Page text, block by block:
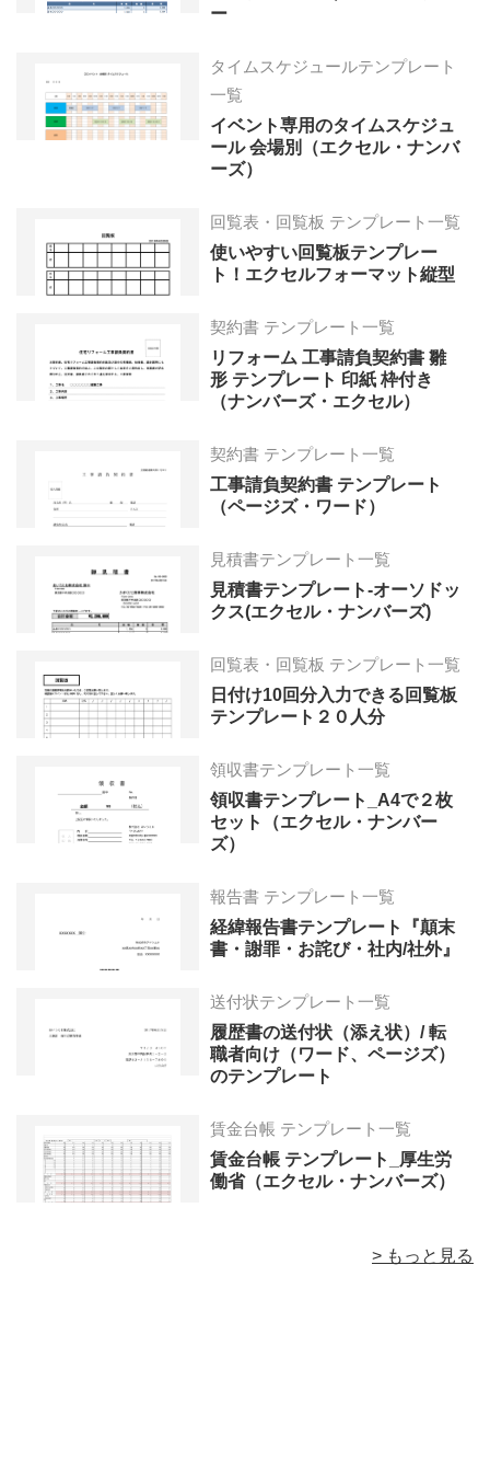
ー
タイムスケジュールテンプレート
一覧
イベント専用のタイムスケジュ
ール 会場別（エクセル・ナンバ
ーズ）
回覧表・回覧板 テンプレート一覧
使いやすい回覧板テンプレー
ト！エクセルフォーマット縦型
契約書 テンプレート一覧
リフォーム 工事請負契約書 雛
形 テンプレート 印紙 枠付き
（ナンバーズ・エクセル）
契約書 テンプレート一覧
工事請負契約書 テンプレート
（ページズ・ワード）
見積書テンプレート一覧
見積書テンプレート-オーソドッ
クス(エクセル・ナンバーズ)
回覧表・回覧板 テンプレート一覧
日付け10回分入力できる回覧板
テンプレート２０人分
領収書テンプレート一覧
領収書テンプレート_A4で２枚
セット（エクセル・ナンバー
ズ）
報告書 テンプレート一覧
経緯報告書テンプレート『顛末
書・謝罪・お詫び・社内/社外』
送付状テンプレート一覧
履歴書の送付状（添え状）/ 転
職者向け（ワード、ページズ）
のテンプレート
賃金台帳 テンプレート一覧
賃金台帳 テンプレート_厚生労
働省（エクセル・ナンバーズ）
> もっと見る